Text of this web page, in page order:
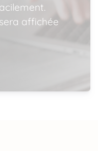
affichée